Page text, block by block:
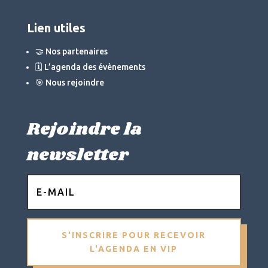
Lien utiles
🤝 Nos partenaires
🗓 L’agenda des évènements
🎯 Nous rejoindre
Rejoindre la
newsletter
S'INSCRIRE POUR RECEVOIR
L'AGENDA EN VIP